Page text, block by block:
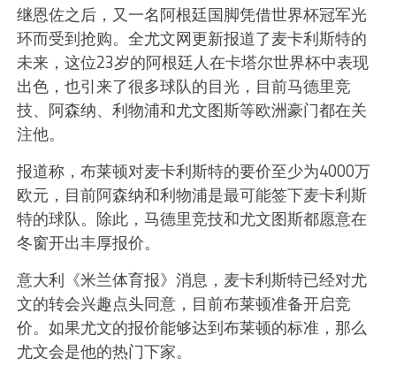
继恩佐之后，又一名阿根廷国脚凭借世界杯冠军光
环而受到抢购。全尤文网更新报道了麦卡利斯特的
未来，这位23岁的阿根廷人在卡塔尔世界杯中表现
出色，也引来了很多球队的目光，目前马德里竞
技、阿森纳、利物浦和尤文图斯等欧洲豪门都在关
注他。
报道称，布莱顿对麦卡利斯特的要价至少为4000万
欧元，目前阿森纳和利物浦是最可能签下麦卡利斯
特的球队。除此，马德里竞技和尤文图斯都愿意在
冬窗开出丰厚报价。
意大利《米兰体育报》消息，麦卡利斯特已经对尤
文的转会兴趣点头同意，目前布莱顿准备开启竞
价。如果尤文的报价能够达到布莱顿的标准，那么
尤文会是他的热门下家。